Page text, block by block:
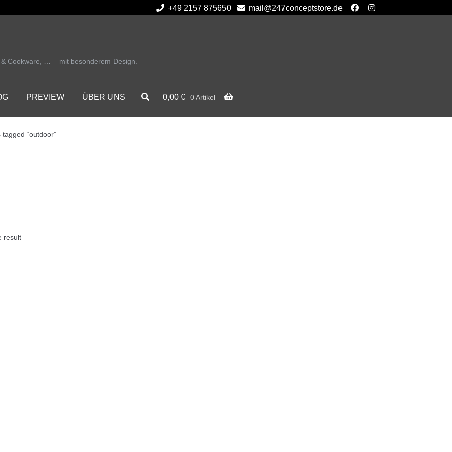
+49 2157 875650 mail@247conceptstore.de
Cookware, … – mit besonderem Design.
PREVIEW ÜBER UNS 0,00€ 0 Artikel
tagged “outdoor”
result